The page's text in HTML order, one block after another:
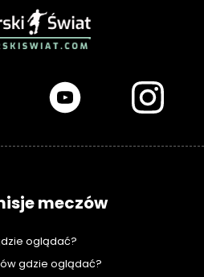
meczów
oglądać?
gdzie oglądać?